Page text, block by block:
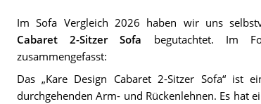
Im Sofa Vergleich 2026 haben wir uns
Cabaret 2-Sitzer Sofa begutachtet. Im
zusammengefasst:
Das „Kare Design Cabaret 2-Sitzer Sofa“ ist
durchgehenden Arm- und Rückenlehnen. Es hat